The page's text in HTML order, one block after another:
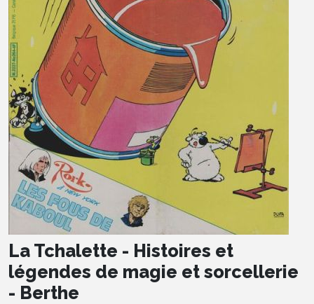
La Tchalette - Histoires et
légendes de magie et sorcellerie
- Berthe